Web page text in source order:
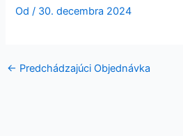
Od / 30. decembra 2024
← Predchádzajúci Objednávka